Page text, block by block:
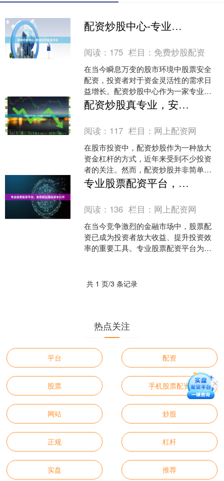
配资炒股中心-专业杠杆配资平台
阅读： 175 栏目： 免费炒股配资
在当今瞬息万变的股市环境中股票安全
配资，投资者对于资金灵活性的需求日
益增长。配资炒股中心作为一家专业的
杠杆配资平台，致力于为投资者提供安
全、高效、透明的资金支持....
配资炒股真专业，安全策略与合规指南
阅读： 117 栏目： 网上配资网
在股市投资中，配资炒股作为一种放大
资金杠杆的方式，近年来受到不少投资
者的关注。然而，配资炒股并非简单的
“借钱炒股”，它需要投资者具备专业的风
险控制能力和合规意识....
专业股票配资平台，助您轻松撬动资本杠杆
阅读： 136 栏目： 网上配资网
在当今竞争激烈的金融市场中，股票配
资已成为投资者放大收益、提升投资效
率的重要工具。专业股票配资平台为投
共 1 页/3 条记录
热点关注
平台 配资
股票 手机股票配资
网站 炒股
正规 杠杆
实盘 推荐